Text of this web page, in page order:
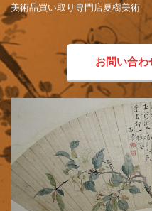
美術品買い取り専門店夏樹美術
お問い合わ